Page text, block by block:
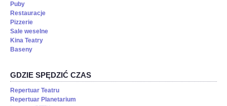
Puby
Restauracje
Pizzerie
Sale weselne
Kina Teatry
Baseny
GDZIE SPĘDZIĆ CZAS
Repertuar Teatru
Repertuar Planetarium